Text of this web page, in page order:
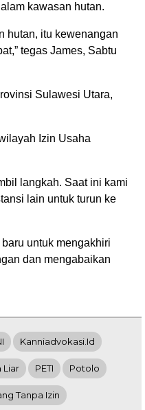
kawasan hutan.
hutan, itu kewenangan
tegas James, Sabtu
Sulawesi Utara,
Izin Usaha
langkah. Saat ini kami
lain untuk turun ke
untuk mengakhiri
dan mengabaikan
Kanniadvokasi.id
Liar PETI Potolo
Tanpa Izin